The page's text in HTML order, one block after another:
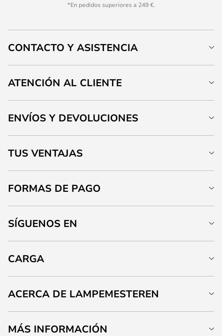
*En pedidos superiores a 249 €.
CONTACTO Y ASISTENCIA
ATENCIÓN AL CLIENTE
ENVÍOS Y DEVOLUCIONES
TUS VENTAJAS
FORMAS DE PAGO
SÍGUENOS EN
CARGA
ACERCA DE LAMPEMESTEREN
MÁS INFORMACIÓN